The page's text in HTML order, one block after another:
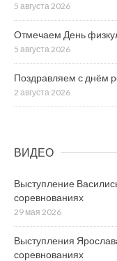
5 августа 2026
Отмечаем День
5 августа 2026
Поздравляем с днём
2 августа 2026
ВИДЕО
Выступление
соревнованиях
29 мая 2026
Выступления
соревнованиях